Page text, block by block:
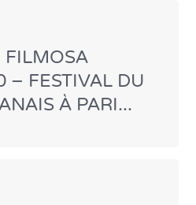
FILMOSA
– FESTIVAL DU
À PARI...